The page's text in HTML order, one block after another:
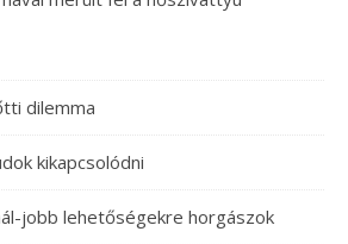
dilemma
kikapcsolódni
jobb lehetőségekre horgászok